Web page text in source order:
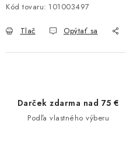
Kód tovaru: 101003497
Tlač Opýtať sa
Darček zdarma nad 75 €
Podľa vlastného výberu